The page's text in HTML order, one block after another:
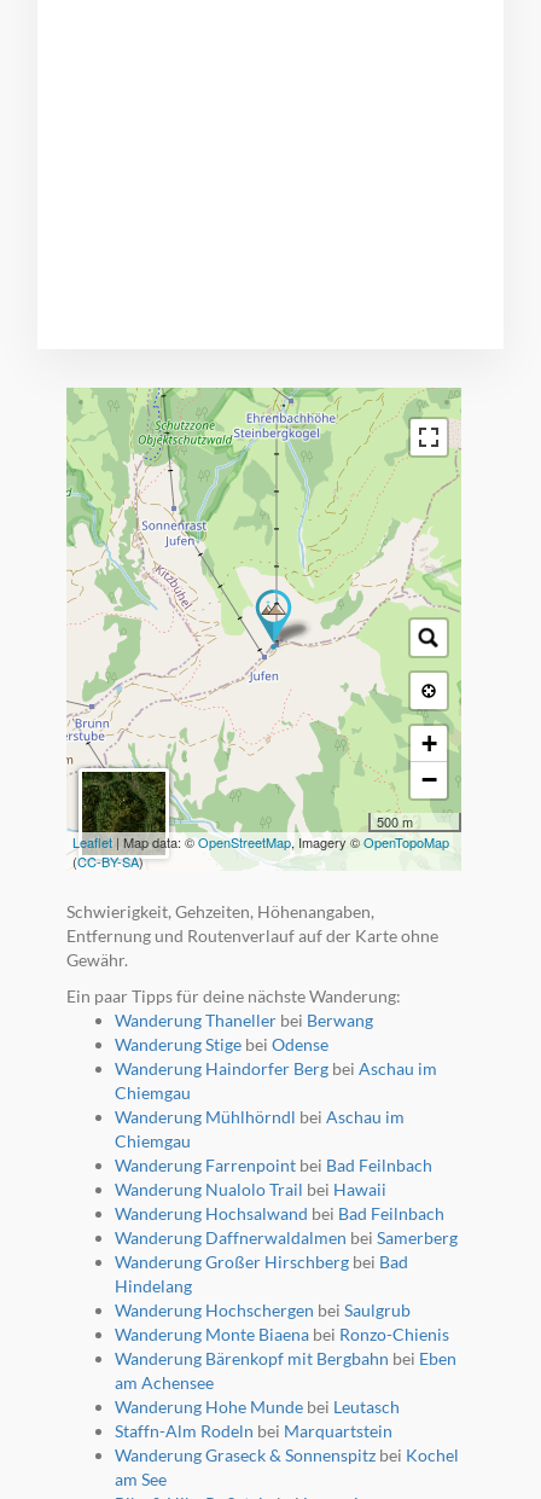
+
−
500 m
Leaflet| Map data: ©OpenStreetMap, Imagery ©OpenTopoMap
(CC-BY-SA)
Schwierigkeit, Gehzeiten, Höhenangaben,
Entfernung und Routenverlauf auf der Karte ohne
Gewähr.
Ein paar Tipps für deine nächste Wanderung:
Wanderung Thanellerbei Berwang
Wanderung Stigebei Odense
Wanderung Haindorfer Bergbei Aschau im
Chiemgau
Wanderung Mühlhörndl bei Aschau im
Chiemgau
Wanderung Farrenpointbei Bad Feilnbach
Wanderung Nualolo Trail bei Hawaii
Wanderung Hochsalwand bei Bad Feilnbach
Wanderung Daffnerwaldalmen bei Samerberg
Wanderung Großer Hirschbergbei Bad
Hindelang
Wanderung Hochschergen bei Saulgrub
Wanderung Monte Biaenabei Ronzo-Chienis
Wanderung Bärenkopf mit Bergbahn bei Eben
am Achensee
Wanderung Hohe Mundebei Leutasch
Staffn-Alm Rodeln bei Marquartstein
Wanderung Graseck & Sonnenspitz bei Kochel
am See